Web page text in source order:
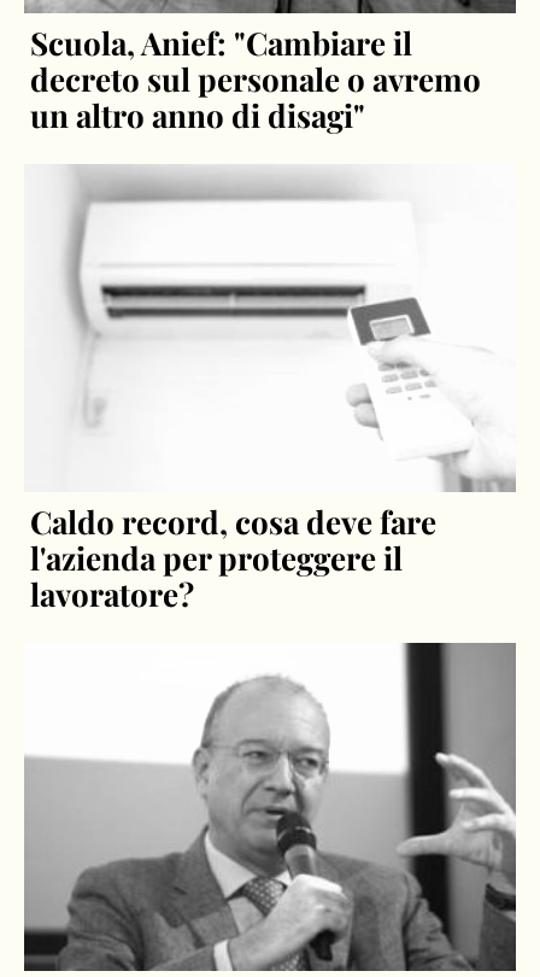
Scuola, Anief: "Cambiare il
decreto sul personale o avremo
un altro anno di disagi"
Caldo record, cosa deve fare
l'azienda per proteggere il
lavoratore?